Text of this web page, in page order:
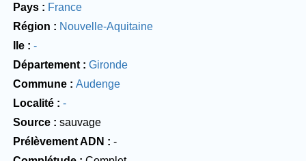
Pays
France
Région
Nouvelle-Aquitaine
Ile
-
Département
Gironde
Commune
Audenge
Localité
-
Source
sauvage
Prélèvement ADN
-